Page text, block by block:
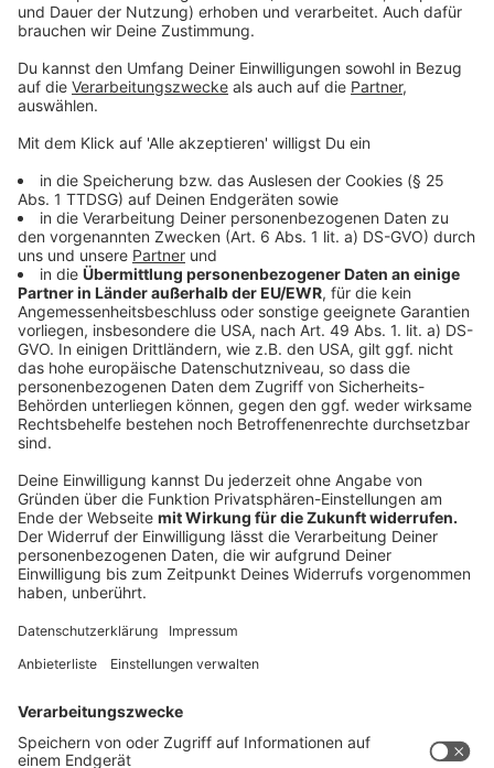
Hälfte an die Organisationen "Caritas
International" und "Diakonie Katastrophenhilfe"
weitergeleitet.
Anzeige
Spenden für ukrainische Familien über die
Aktion Lichtblicke – so geht’s
Anzeige
Online-Spenden:Bitte unten den blauen Button
anklicken und im Formular unter "Meine Spende soll
verwendet werden für" entweder "Freie Verwendung"
oder "Ukraine-Hilfe International" auswählen.
Anzeige
HIER SPENDEN
Anzeige
Banküberweisung:
Verwendung" oder "Ukraine-Hilfe International" auf
dem Überweisungsträger vermerken.